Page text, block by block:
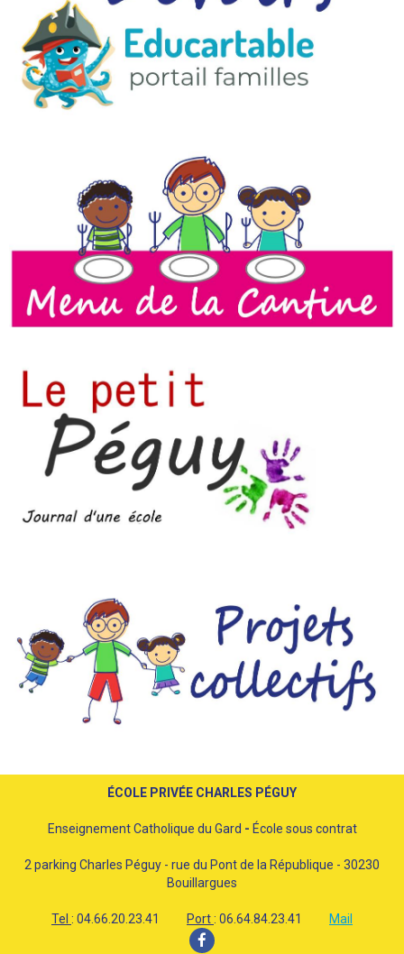
ÉCOLE PRIVÉE CHARLES PÉGUY
Enseignement Catholique du Gard - École sous contrat
2 parking Charles Péguy - rue du Pont de la République - 30230
Bouillargues
Tel : 04.66.20.23.41 Port: 06.64.84.23.41 Mail